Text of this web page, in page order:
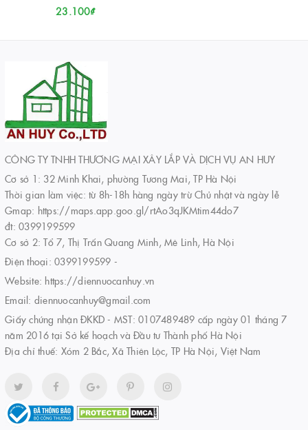
23.100₫
CÔNG TY TNHH THƯƠNG MẠI XÂY LẮP VÀ DỊCH VỤ AN HUY
Cơ sở 1: 32 Minh Khai, phường Tương Mai, TP Hà Nội
Thời gian làm việc: từ 8h-18h hàng ngày trừ Chủ nhật và ngày lễ
Gmap: https://maps.app.goo.gl/rtAo3qJKMtim44do7
đt: 0399199599
Cơ sở 2: Tổ 7, Thị Trấn Quang Minh, Mê Linh, Hà Nội
Điện thoại: 0399199599 -
Website: https://diennuocanhuy.vn
Email: diennuocanhuy@gmail.com
Giấy chứng nhận ĐKKD - MST: 0107489489 cấp ngày 01 tháng 7
năm 2016 tại Sở kế hoạch và Đầu tư Thành phố Hà Nội
Địa chỉ thuế: Xóm 2 Bắc, Xã Thiên Lộc, TP Hà Nội, Việt Nam